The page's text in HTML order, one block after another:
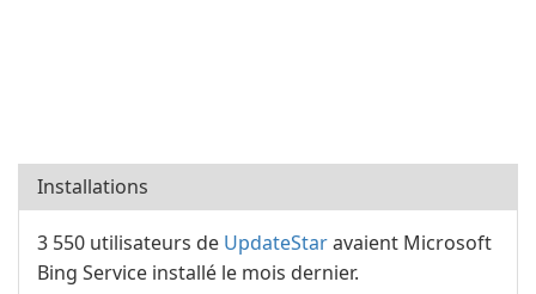
Installations
3 550 utilisateurs de UpdateStaravaient Microsoft
Bing Service installé le mois dernier.